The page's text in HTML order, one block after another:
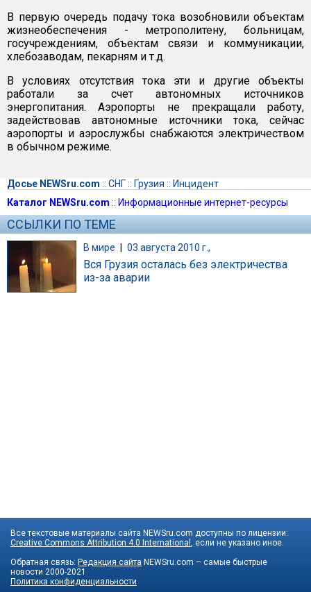
В первую очередь подачу тока возобновили объектам
жизнеобеспечения - метрополитену, больницам,
госучреждениям, объектам связи и коммуникации,
хлебозаводам, пекарням и т.д.
В условиях отсутствия тока эти и другие объекты
работали за счет автономных источников
энергопитания. Аэропорты не прекращали работу,
задействовав автономные источники тока, сейчас
аэропорты и аэрослужбы снабжаются электричеством
в обычном режиме.
Досье NEWSru.com :: СНГ:: Грузия :: Инцидент
Каталог NEWSru.com :: Информационные интернет-ресурсы
ССЫЛКИ ПО ТЕМЕ
В мире | 03 августа 2010 г.,
Вся Грузия осталась без электричества
из-за аварии
Все текстовые материалы сайта NEWSru.com доступны по лицензии:
Creative Commons Attribution 4.0 International
, если не указано иное.
Обратная связь: Редакция сайта NEWSru.com – самые быстрые
новости 2000-2021
Политика конфиденциальности